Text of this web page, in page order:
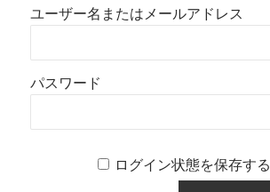
ユーザー名またはメールアドレス
パスワード
ログイン状態を保存する